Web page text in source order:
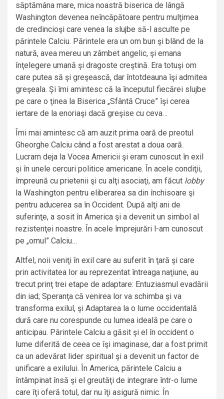
săptămâna mare, mica noastră biserica de lângă
Washington devenea neîncăpătoare pentru mulţimea
de credincioşi care venea la slujbe să-l asculte pe
părintele Calciu. Părintele era un om bun şi blând de la
natură, avea mereu un zâmbet angelic, şi emana
înţelegere umană şi dragoste creştină. Era totuşi om
care putea să şi greşească, dar întotdeauna îşi admitea
greşeala. Şi îmi amintesc că la începutul fiecărei slujbe
pe care o ţinea la Biserica „Sfântă Cruce” îşi cerea
iertare de la enoriaşi dacă greşise cu ceva…
Îmi mai amintesc că am auzit prima oară de preotul
Gheorghe Calciu când a fost arestat a doua oară.
Lucram deja la Vocea Americii şi eram cunoscut în exil
şi în unele cercuri politice americane. În acele condiţii,
împreună cu prietenii şi cu alţi asociaţi, am făcut lobby
la Washington pentru eliberarea sa din închisoare şi
pentru aducerea sa în Occident. După alţi ani de
suferinţe, a sosit în America şi a devenit un simbol al
rezistenţei noastre. În acele împrejurări l-am cunoscut
pe „omul” Calciu…
Altfel, noii veniţi în exil care au suferit în ţară şi care
prin activitatea lor au reprezentat întreaga naţiune, au
trecut prinţ trei etape de adaptare: Entuziasmul evadării
din iad; Speranţa că venirea lor va schimba şi va
transforma exilul, şi Adaptarea la o lume occidentală
dură care nu corespunde cu lumea ideală pe care o
anticipau. Părintele Calciu a găsit şi el în occident o
lume diferită de ceea ce îşi imaginase, dar a fost primit
ca un adevărat lider spiritual şi a devenit un factor de
unificare a exilului. În America, părintele Calciu a
întâmpinat însă şi el greutăţi de integrare într-o lume
care îţi oferă totul, dar nu îţi asigură nimic. În